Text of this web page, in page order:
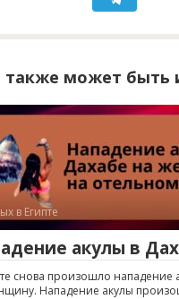
также может быть
в Египте
акулы в
снова произошло нападение
Нападение акулы